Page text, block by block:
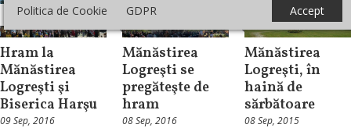
Politica de Cookie GDPR Accept
Oltenia
Hram la
Mănăstirea
Logreşti şi
Biserica Harşu
09 Sep, 2016
Oltenia
Mănăstirea
Logreşti se
pregăteşte de
hram
08 Sep, 2016
Mănăstirea
Logreşti, în
haină de
sărbătoare
08 Sep, 2015